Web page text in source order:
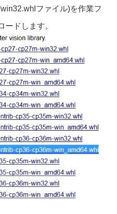
ファイル)を作業フ
ードします。